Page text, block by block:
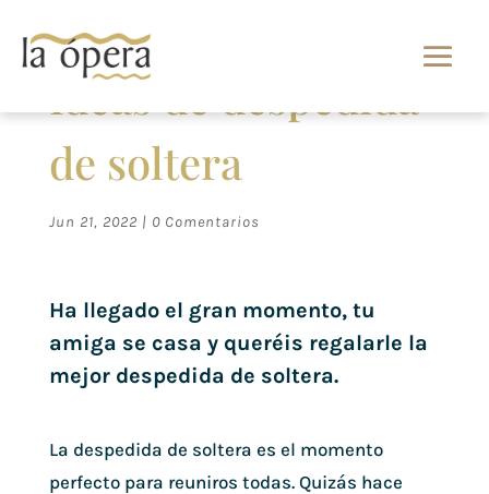
Ideas de despedida
de soltera
Jun 21, 2022 | 0 Comentarios
Ha llegado el gran momento, tu
amiga se casa y queréis regalarle la
mejor despedida de soltera.
La despedida de soltera es el momento
perfecto para reuniros todas. Quizás hace